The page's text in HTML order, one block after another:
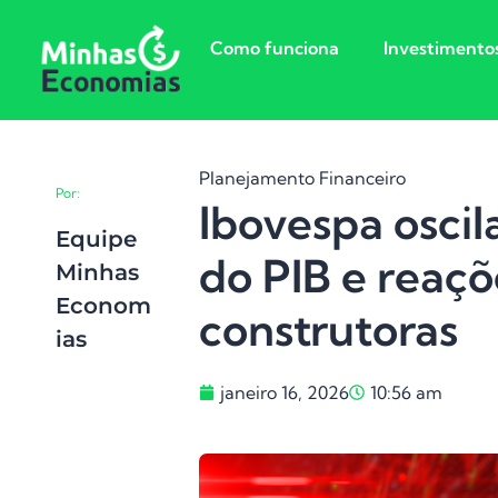
Como funciona
Por:
Equipe
Minhas
Econom
Ias
Planejamento Financeiro
Ibovespa
do PIB e
construtoras
janeiro 16, 2026 10:56 am